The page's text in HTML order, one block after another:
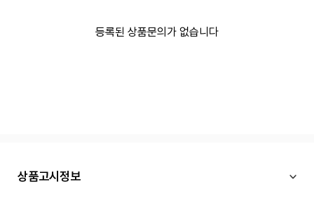
등록된 상품문의가 없습니다
상품고시정보